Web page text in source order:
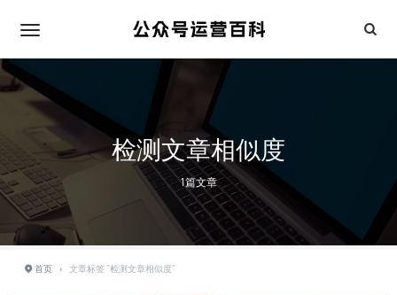
检测文章相似度
1篇文章
首页 › 文章标签 "检测文章相似度"